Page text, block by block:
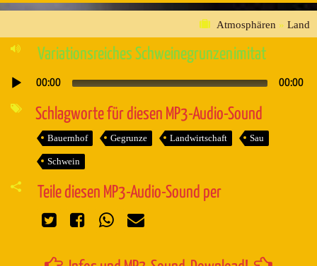
Atmosphären » Land
Variationsreiches Schweinegrunzenimitat
Audio-
00:00 00:00
Schlagworte für diesen MP3-Audio-Sound
Bauernhof Gegrunze Landwirtschaft Sau
Schwein
Teile diesen MP3-Audio-Sound per